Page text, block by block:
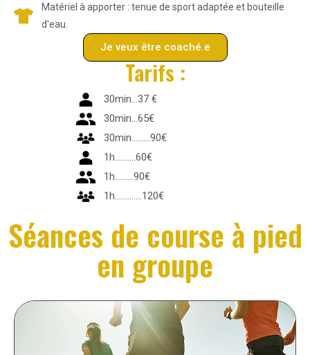
Matériel à apporter : tenue de sport adaptée et bouteille
d'eau.
Je veux être coaché.e
Tarifs :
30min...37 €
30min...65€
30min.........90€
1h..........60€
1h.........90€
1h.............120€
Séances de course à pied
en groupe